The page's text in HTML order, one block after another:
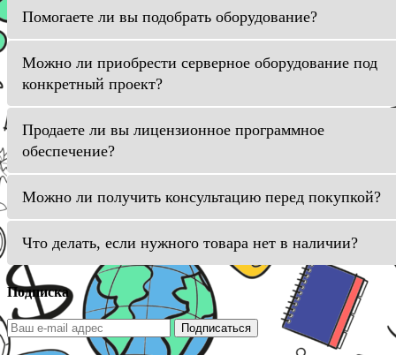
Помогаете ли вы подобрать оборудование?
Можно ли приобрести серверное оборудование под
конкретный проект?
Продаете ли вы лицензионное программное
обеспечение?
Можно ли получить консультацию перед покупкой?
Что делать, если нужного товара нет в наличии?
Подписка
Подписаться